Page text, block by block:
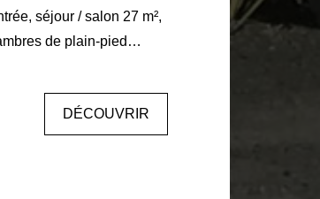
séjour / salon 27 m²,
de plain-pied
A l'étage : palier
massif), wc, grenier
double garage.
Terrain 482 m² clos.
DÉCOUVRIR